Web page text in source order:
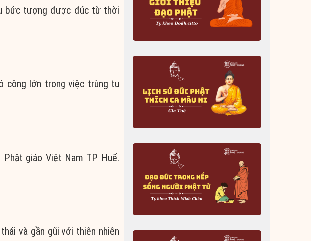
bức tượng được đúc từ thời
công lớn trong việc trùng tu
Phật giáo Việt Nam TP Huế.
và gần gũi với thiên nhiên